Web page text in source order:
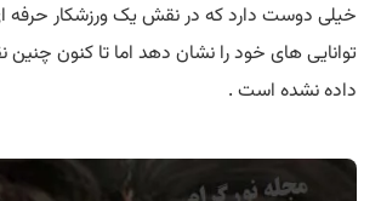
خیلی دوست دارد که در نقش یک ورزشکار حرفه
توانایی های خود را نشان دهد اما تا کنون چنین
داده نشده است .